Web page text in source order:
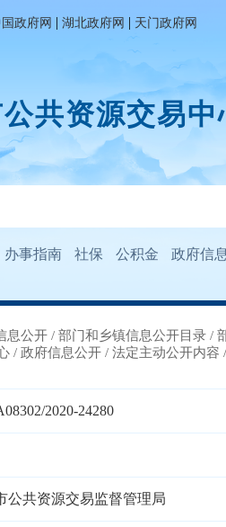
政府网 | 湖北政府网 | 天门政府网
共资源交易中
办事指南 社保 公积金 政府信
息公开 / 部门和乡镇信息公开目录 /
/ 政府信息公开 / 法定主动公开内容
2020-24280
公共资源交易监督管理局